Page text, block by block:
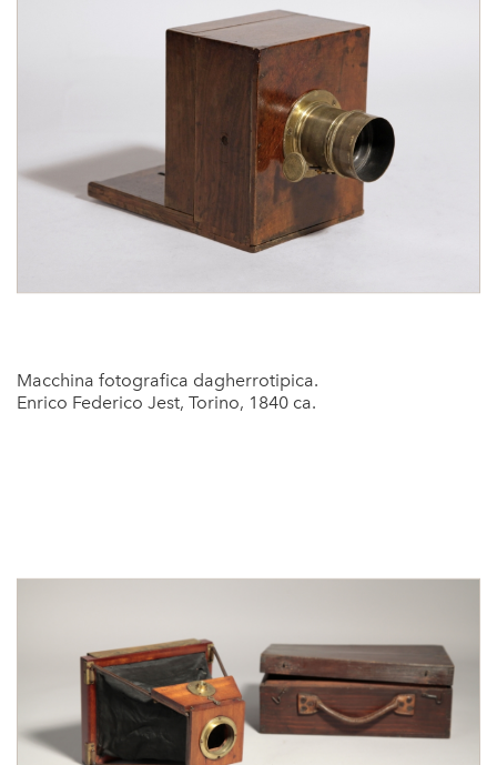
Macchina fotografica dagherrotipica.
Enrico Federico Jest, Torino, 1840 ca.